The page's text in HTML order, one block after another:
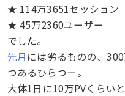
★ 114万3651セッション
★ 45万2360ユーザー
でした。
先月 には劣るものの、
つあるひらつー。
大体1日に10万PVくらい